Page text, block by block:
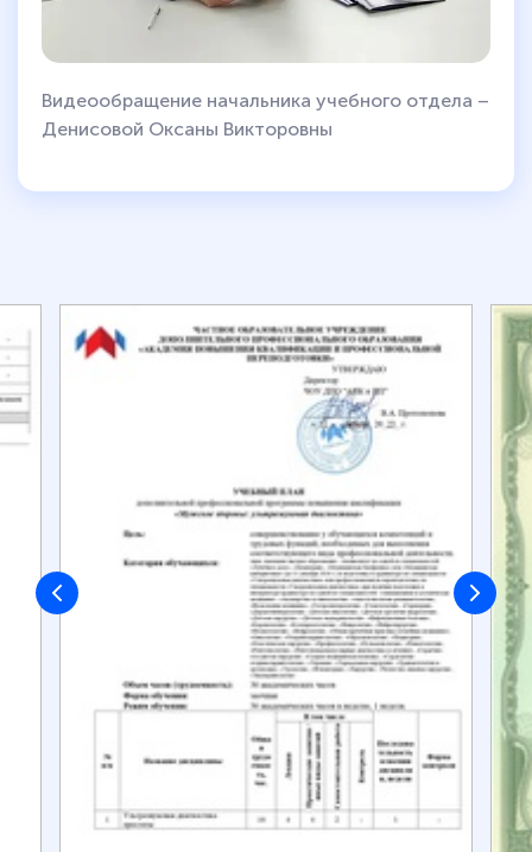
Видеообращение начальника учебного отдела –
Денисовой Оксаны Викторовны